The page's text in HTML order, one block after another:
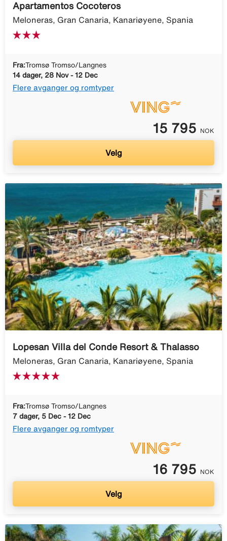
Apartamentos Cocoteros
Meloneras, Gran Canaria, Kanariøyene, Spania
Fra:Tromsø Tromso/Langnes
14 dager, 28 Nov - 12 Dec
Flere avganger og romtyper
15 795 NOK
Velg
Lopesan Villa del Conde Resort & Thalasso
Meloneras, Gran Canaria, Kanariøyene, Spania
Fra:Tromsø Tromso/Langnes
7 dager, 5 Dec - 12 Dec
Flere avganger og romtyper
16 795 NOK
Velg